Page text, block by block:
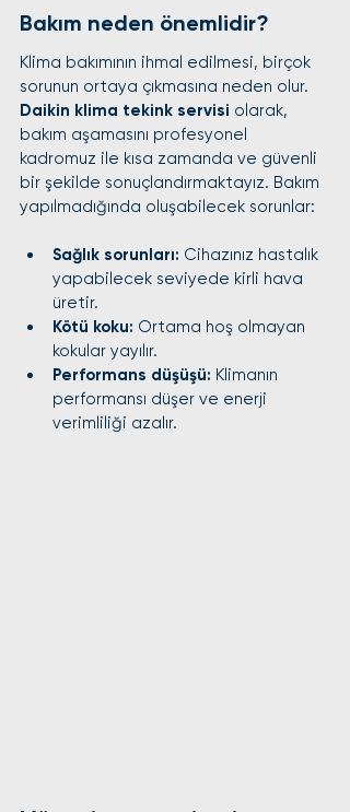
Bakım neden önemlidir?
Klima bakımının ihmal edilmesi, birçok
sorunun ortaya çıkmasına neden olur.
Daikin klima tekink servisi olarak,
bakım aşamasını profesyonel
kadromuz ile kısa zamanda ve güvenli
bir şekilde sonuçlandırmaktayız. Bakım
yapılmadığında oluşabilecek sorunlar:
Sağlık sorunları: Cihazınız hastalık
yapabilecek seviyede kirli hava
üretir.
Kötü koku: Ortama hoş olmayan
kokular yayılır.
Performans düşüşü: Klimanın
performansı düşer ve enerji
verimliliği azalır.